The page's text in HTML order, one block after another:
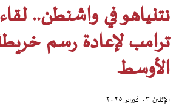
نتنياهو في واشنطن..
ترامب لإعادة رسم
الأوسط
الإثنين ٠٣ فبراير ٢٠٢٥